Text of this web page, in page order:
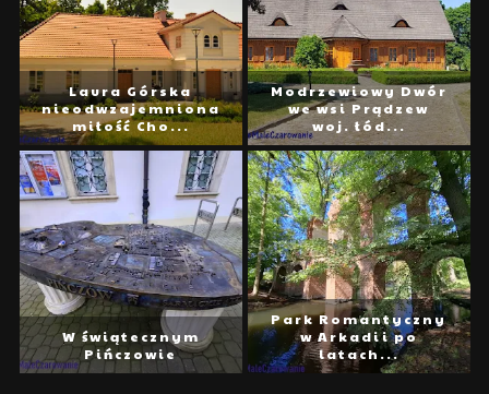
Laura Górska
nieodwzajemniona
miłość Cho...
Modrzewiowy Dwór
we wsi Prądzew
woj. łód...
W świątecznym
Pińczowie
Park Romantyczny
w Arkadii po
latach...